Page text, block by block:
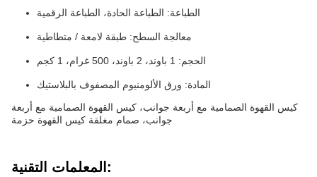
الطباعة: الطباعة الحادة، الطباعة الرقمية
معالجة السطح: طبقة لامعة / متطاطية
الحجم: 1 باوند، 2 باوند، 500 غرام، 1 كجم
المادة: ورق الألومنيوم المصفوف بالبلاستيك
كيس القهوة الصمامية مع أربعة جوانب، كيس القهوة الصمامية مع أربعة
جوانب، صمام مغلقة كيس القهوة حزمة
المعلمات التقنية: